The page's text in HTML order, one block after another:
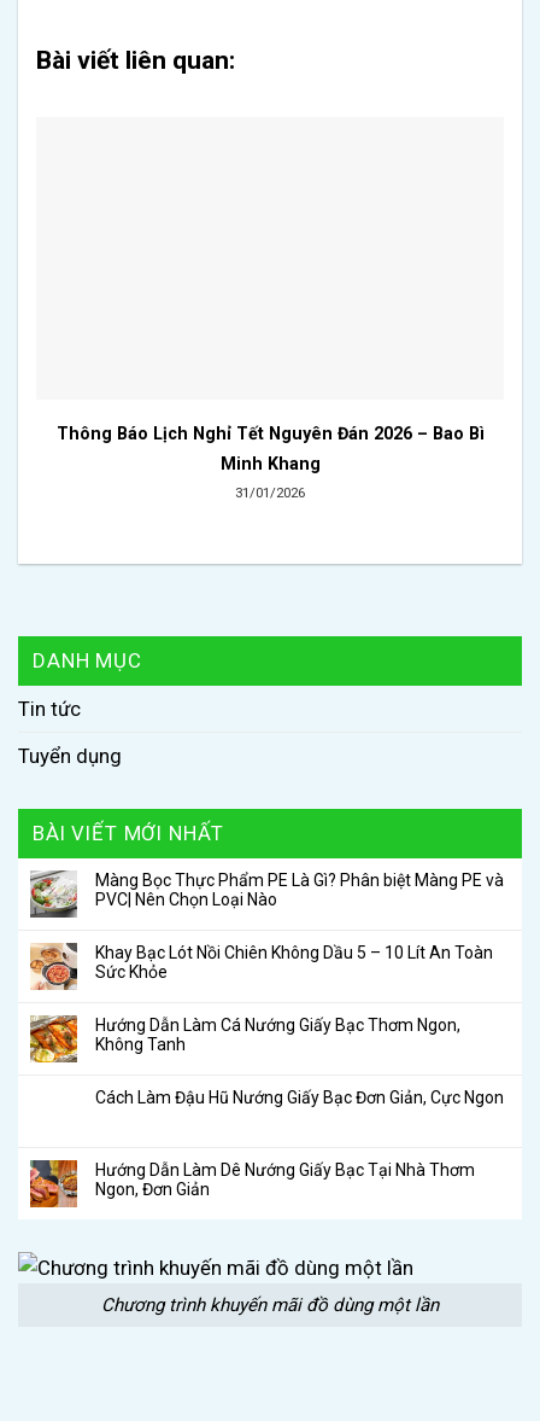
Bài viết liên quan:
Thông Báo Lịch Nghỉ Tết Nguyên Đán 2026 – Bao Bì
Minh Khang
31/01/2026
DANH MỤC
Tin tức
Tuyển dụng
BÀI VIẾT MỚI NHẤT
Màng Bọc Thực Phẩm PE Là Gì? Phân biệt Màng PE và
PVC| Nên Chọn Loại Nào
Khay Bạc Lót Nồi Chiên Không Dầu 5 – 10 Lít An Toàn
Sức Khỏe
Hướng Dẫn Làm Cá Nướng Giấy Bạc Thơm Ngon,
Không Tanh
Cách Làm Đậu Hũ Nướng Giấy Bạc Đơn Giản, Cực Ngon
Hướng Dẫn Làm Dê Nướng Giấy Bạc Tại Nhà Thơm
Ngon, Đơn Giản
Chương trình khuyến mãi đồ dùng một lần